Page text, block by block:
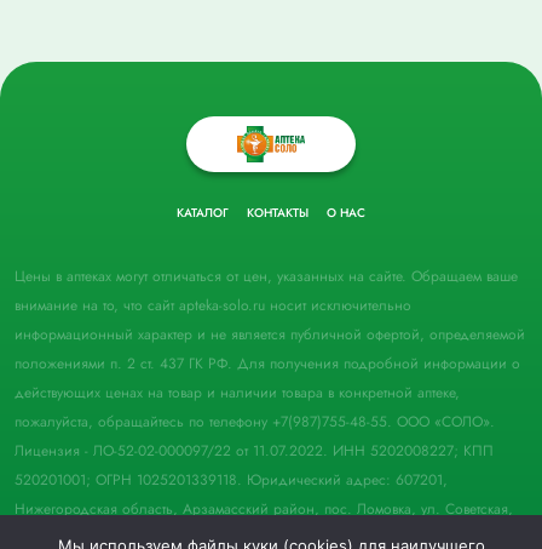
КАТАЛОГ КОНТАКТЫ О НАС
Цены в аптеках могут отличаться от цен, указанных на сайте. Обращаем ваше
внимание на то, что сайт apteka-solo.ru носит исключительно
информационный характер и не является публичной офертой, определяемой
положениями п. 2 ст. 437 ГК РФ. Для получения подробной информации о
действующих ценах на товар и наличии товара в конкретной аптеке,
пожалуйста, обращайтесь по телефону +7(987)755-48-55. ООО «СОЛО».
Лицензия - ЛО-52-02-000097/22 от 11.07.2022. ИНН 5202008227; КПП
520201001; ОГРН 1025201339118. Юридический адрес: 607201,
Нижегородская область, Арзамасский район, пос. Ломовка, ул. Советская,
д. 33, пом. 21.